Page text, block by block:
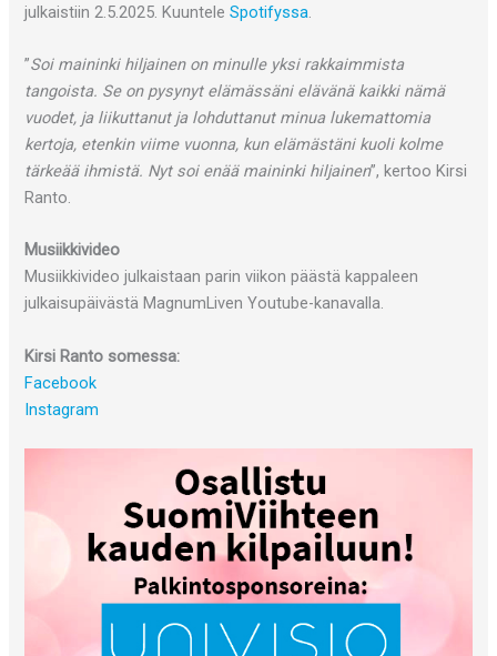
julkaistiin 2.5.2025. KuunteleSpotifyssa
”Soi maininki hiljainen on minulle yksi rakkaimmista
tangoista. Se on pysynyt elämässäni elävänä kaikki nämä
vuodet, ja liikuttanut ja lohduttanut minua lukemattomia
kertoja, etenkin viime vuonna, kun elämästäni kuoli kolme
tärkeää ihmistä. Nyt soi enää maininki hiljainen”, kertoo Kirsi
Ranto.
Musiikkivideo
Musiikkivideo julkaistaan parin viikon päästä kappaleen
julkaisupäivästä MagnumLiven Youtube-kanavalla.
Kirsi Ranto somessa:
Facebook
Instagram